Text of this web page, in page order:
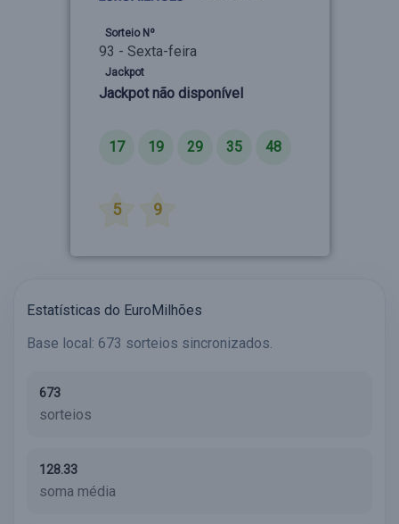
Sorteio Nº
93 - Sexta-feira
Jackpot
Jackpot não disponível
17 19 29 35 48
5 9
Estatísticas do EuroMilhões
Base local: 673 sorteios sincronizados.
673
sorteios
128.33
soma média